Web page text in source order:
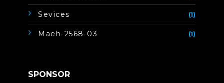
Sevices (1)
Maeh-2568-03 (1)
SPONSOR